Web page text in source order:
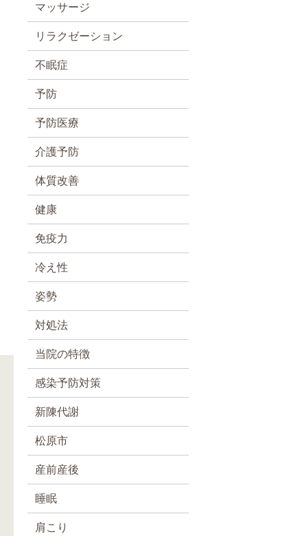
マッサージ
リラクゼーション
不眠症
予防
予防医療
介護予防
体質改善
健康
免疫力
冷え性
姿勢
対処法
当院の特徴
感染予防対策
新陳代謝
松原市
産前産後
睡眠
肩こり